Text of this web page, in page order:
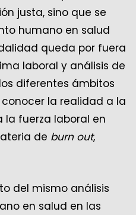
justa, sino que se
humano en salud
queda por fuera
laboral y análisis de
diferentes ámbitos
la realidad a la
la fuerza laboral en
de burn out,
del mismo análisis
en salud en las